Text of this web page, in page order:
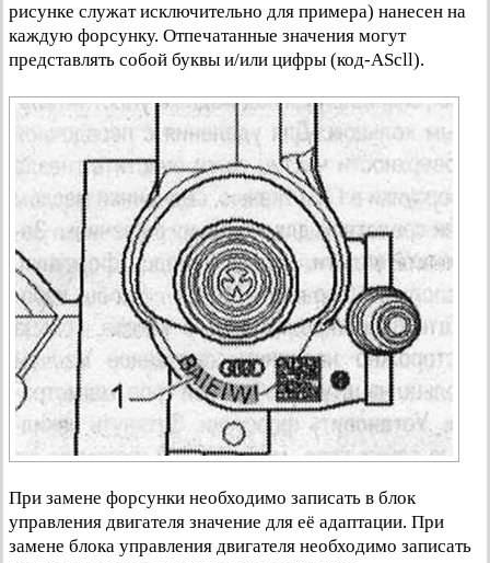
рисунке служат исключительно для примера) нанесен на
каждую форсунку. Отпечатанные значения могут
представлять собой буквы и/или цифры (код-AScll).
При замене форсунки необходимо записать в блок
управления двигателя значение для её адаптации. При
замене блока управления двигателя необходимо записать